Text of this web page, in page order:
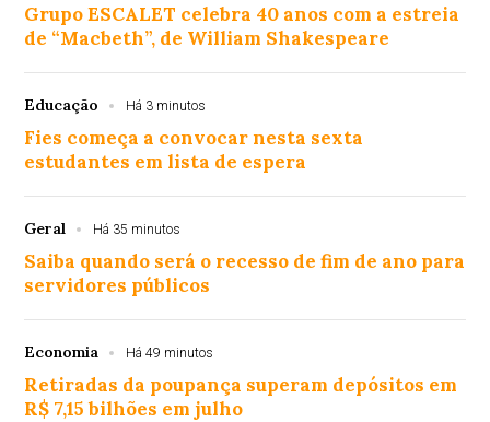
Grupo ESCALET celebra 40 anos com a estreia
de “Macbeth”, de William Shakespeare
Educação Há 3 minutos
Fies começa a convocar nesta sexta
estudantes em lista de espera
Geral Há 35 minutos
Saiba quando será o recesso de fim de ano para
servidores públicos
Economia Há 49 minutos
Retiradas da poupança superam depósitos em
R$ 7,15 bilhões em julho